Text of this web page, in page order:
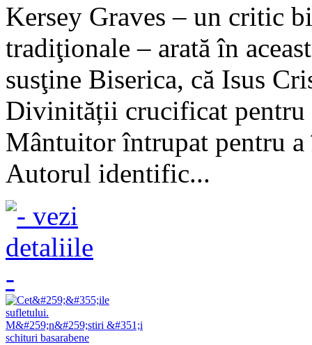
Kersey Graves – un critic
tradiţionale – arată în
susţine Biserica, că Isus
Divinității crucificat
Mântuitor întrupat pentru
Autorul identific...